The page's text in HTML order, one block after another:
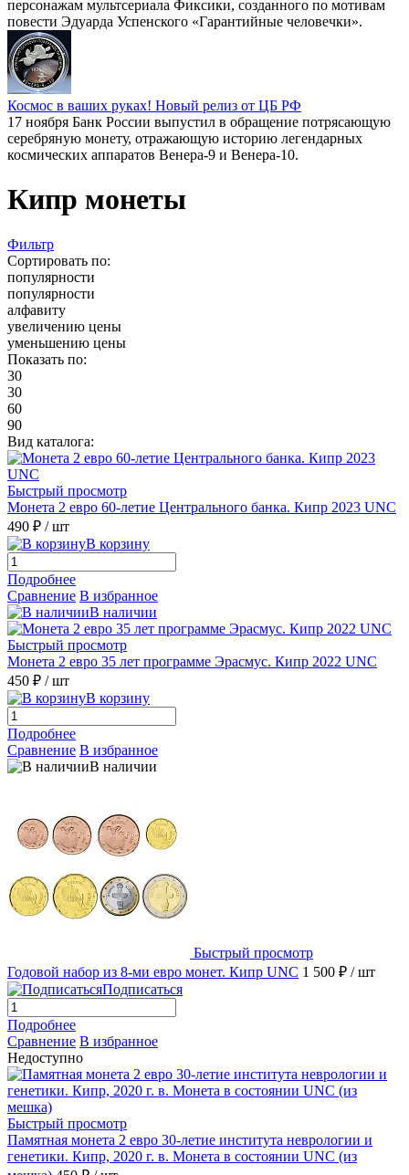
персонажам мультсериала Фиксики, созданного по мотивам
повести Эдуарда Успенского «Гарантийные человечки».
Космос в ваших руках! Новый релиз от ЦБ РФ
17 ноября Банк России выпустил в обращение потрясающую
серебряную монету, отражающую историю легендарных
космических аппаратов Венера-9 и Венера-10.
Кипр монеты
Фильтр
Сортировать по:
популярности
популярности
алфавиту
увеличению цены
уменьшению цены
Показать по:
30
30
60
90
Вид каталога:
Быстрый просмотр
Монета 2 евро 60-летие Центрального банка. Кипр 2023 UNC
490 ₽ / шт
В корзину
Подробнее
Сравнение В избранное
В наличии
Быстрый просмотр
Монета 2 евро 35 лет программе Эрасмус. Кипр 2022 UNC
450 ₽ / шт
В корзину
Подробнее
Сравнение В избранное
В наличии
Быстрый просмотр
Годовой набор из 8-ми евро монет. Кипр UNC 1 500 ₽ / шт
Подписаться
Подробнее
Сравнение В избранное
Недоступно
Быстрый просмотр
Памятная монета 2 евро 30-летие института неврологии и
генетики. Кипр, 2020 г. в. Монета в состоянии UNC (из